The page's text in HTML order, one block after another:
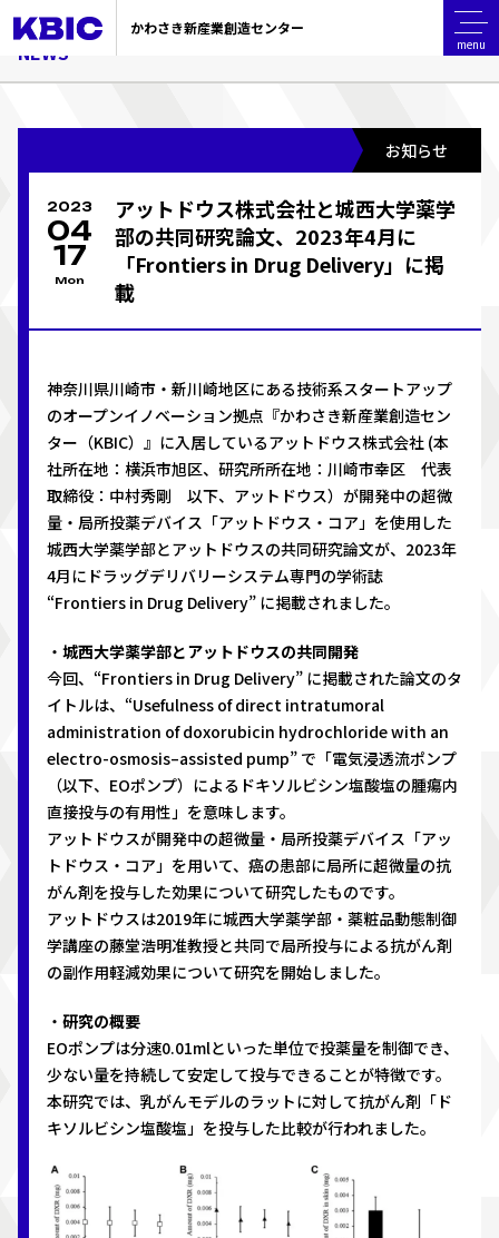
かわさき新産業創造センター
menu
アットドウス株式会社と城西大学薬学部の共同研
NEWS
お知らせ
2023
04
17
Mon
アットドウス株式会社と城西大学薬学
部の共同研究論文、2023年4月に
「Frontiers in Drug Delivery」に掲
載
神奈川県川崎市・新川崎地区にある技術系スタートアップ
のオープンイノベーション拠点『かわさき新産業創造セン
ター（KBIC）』に入居しているアットドウス株式会社 (本
社所在地：横浜市旭区、研究所所在地：川崎市幸区 代表
取締役：中村秀剛 以下、アットドウス）が開発中の超微
量・局所投薬デバイス「アットドウス・コア」を使用した
城西大学薬学部とアットドウスの共同研究論文が、2023年
4月にドラッグデリバリーシステム専門の学術誌
“Frontiers in Drug Delivery” に掲載されました。
・ 城西大学薬学部とアットドウスの共同開発
今回、“Frontiers in Drug Delivery” に掲載された論文のタ
イトルは、“Usefulness of direct intratumoral
administration of doxorubicin hydrochloride with an
electro-osmosis–assisted pump” で「電気浸透流ポンプ
（以下、EOポンプ）によるドキソルビシン塩酸塩の腫瘍内
直接投与の有用性」を意味します。
アットドウスが開発中の超微量・局所投薬デバイス「アッ
トドウス・コア」を用いて、癌の患部に局所に超微量の抗
がん剤を投与した効果について研究したものです。
アットドウスは2019年に城西大学薬学部・薬粧品動態制御
学講座の藤堂浩明准教授と共同で局所投与による抗がん剤
の副作用軽減効果について研究を開始しました。
・ 研究の概要
EOポンプは分速0.01mlといった単位で投薬量を制御でき、
少ない量を持続して安定して投与できることが特徴です。
本研究では、乳がんモデルのラットに対して抗がん剤「ド
キソルビシン塩酸塩」を投与した比較が行われました。